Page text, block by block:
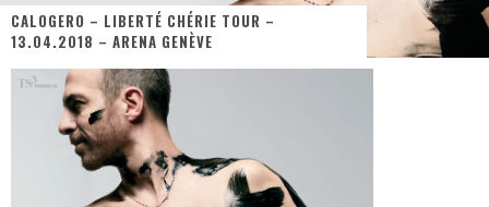
CALOGERO – LIBERTÉ CHÉRIE TOUR –
13.04.2018 – ARENA GENÈVE